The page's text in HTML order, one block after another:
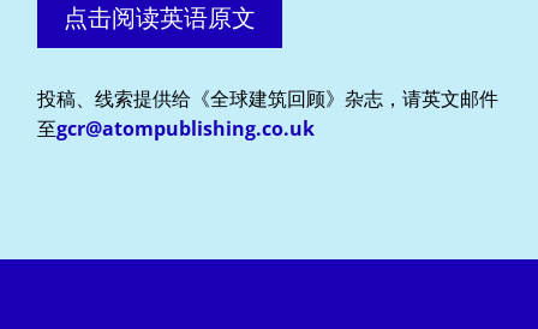
点击阅读英语原文
投稿、线索提供给《全球建筑回顾》杂志，请英文邮件
至gcr@atompublishing.co.uk